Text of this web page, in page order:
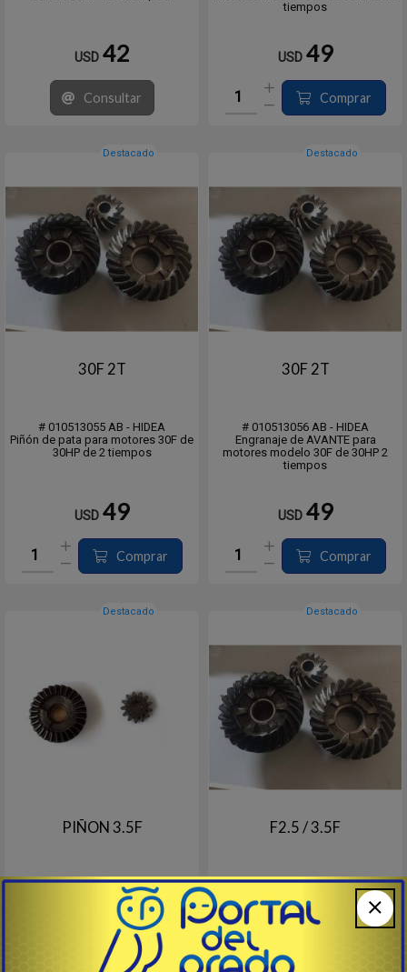
USD 42
Consultar
tiempos
USD 49
Comprar
Destacado
30F 2T
# 010513055 AB - HIDEA
Piñón de pata para motores 30F de
30HP de 2 tiempos
USD 49
Comprar
Destacado
30F 2T
# 010513056 AB - HIDEA
Engranaje de AVANTE para
motores modelo 30F de 30HP 2
tiempos
USD 49
Comprar
Destacado
PIÑON 3.5F
# 01050917 - HIDEA
Engranaje de PIÑON para motores
F2.5 / 3.5FHCS
Destacado
F2.5 / 3.5F
# 01050420 - HIDEA
Engranaje de REVERSA para
motores F2.5 / 3.5FHCS